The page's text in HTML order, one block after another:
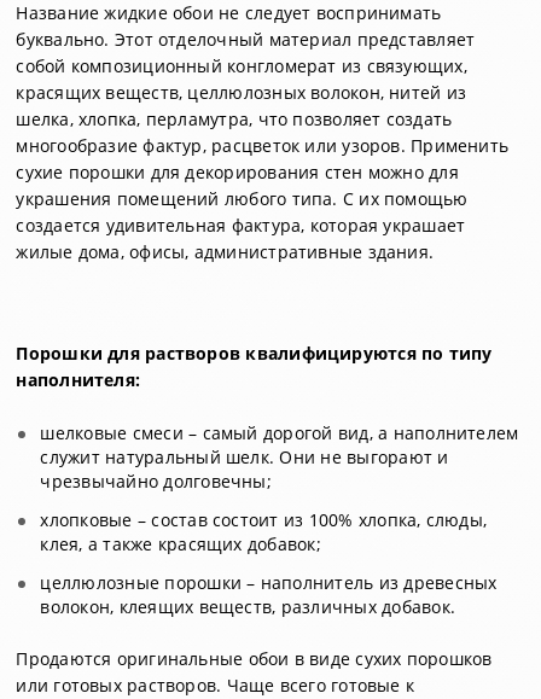
Название жидкие обои не следует воспринимать
буквально. Этот отделочный материал представляет
собой композиционный конгломерат из связующих,
красящих веществ, целлюлозных волокон, нитей из
шелка, хлопка, перламутра, что позволяет создать
многообразие фактур, расцветок или узоров. Применить
сухие порошки для декорирования стен можно для
украшения помещений любого типа. С их помощью
создается удивительная фактура, которая украшает
жилые дома, офисы, административные здания.
Порошки для растворов квалифицируются по типу
наполнителя:
шелковые смеси – самый дорогой вид, а наполнителем
служит натуральный шелк. Они не выгорают и
чрезвычайно долговечны;
хлопковые – состав состоит из 100% хлопка, слюды,
клея, а также красящих добавок;
целлюлозные порошки – наполнитель из древесных
волокон, клеящих веществ, различных добавок.
Продаются оригинальные обои в виде сухих порошков
или готовых растворов. Чаще всего готовые к